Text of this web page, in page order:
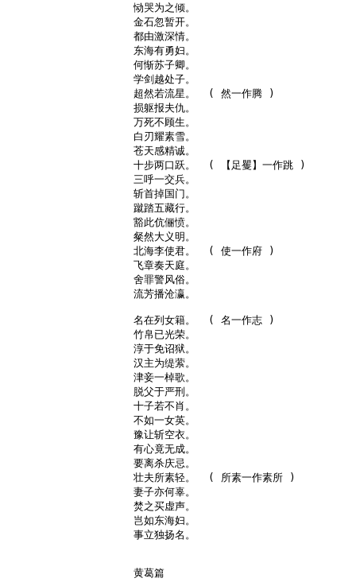
恸哭为之倾。
金石忽暂开。
都由激深情。
东海有勇妇。
何惭苏子卿。
学剑越处子。
超然若流星。  ( 然一作腾 )
损躯报夫仇。
万死不顾生。
白刃耀素雪。
苍天感精诚。
十步两口跃。  ( 【足矍】一作跳 )
三呼一交兵。
斩首掉国门。
蹴踏五藏行。
豁此伉俪愤。
粲然大义明。
北海李使君。  ( 使一作府 )
飞章奏天庭。
舍罪警风俗。
流芳播沧瀛。
名在列女籍。  ( 名一作志 )
竹帛已光荣。
淳于免诏狱。
汉主为缇萦。
津妾一棹歌。
脱父于严刑。
十子若不肖。
不如一女英。
豫让斩空衣。
有心竟无成。
要离杀庆忌。
壮夫所素轻。  ( 所素一作素所 )
妻子亦何辜。
焚之买虚声。
岂如东海妇。
事立独扬名。
黄葛篇